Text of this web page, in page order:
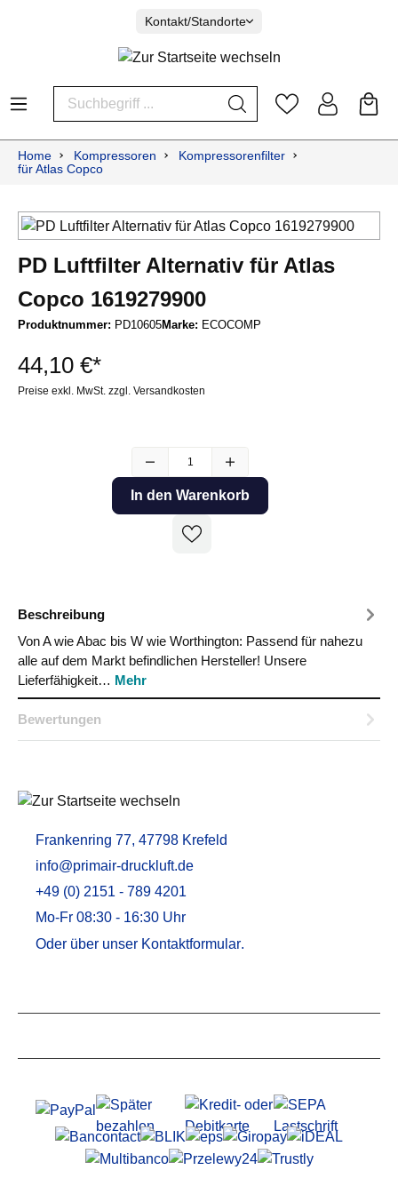
Kontakt/Standorte
Home Kompressoren
Kompressorenfilter
für Atlas Copco
PD Luftfilter Alternativ für Atlas
Copco 1619279900
Produktnummer: PD10605Marke: ECOCOMP
44,10 €*
Preise exkl. MwSt. zzgl. Versandkosten
In den Warenkorb
Beschreibung
Von A wie Abac bis W wie Worthington: Passend für nahezu
alle auf dem Markt befindlichen Hersteller! Unsere
Lieferfähigkeit… Mehr
Bewertungen
Frankenring 77, 47798 Krefeld
info@primair-druckluft.de
+49 (0) 2151 - 789 4201
Mo-Fr 08:30 - 16:30 Uhr
Oder über unser Kontaktformular.